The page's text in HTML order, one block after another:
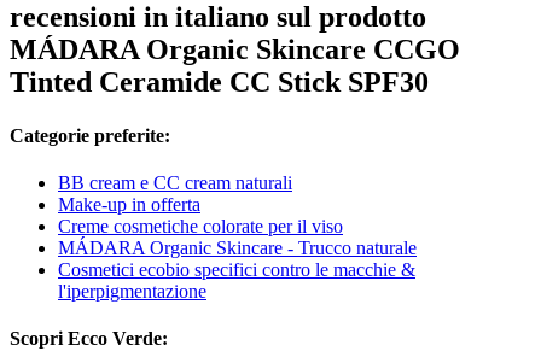
recensioni in italiano sul prodotto
MÁDARA Organic Skincare CCGO
Tinted Ceramide CC Stick SPF30
Categorie preferite:
BB cream e CC cream naturali
Make-up in offerta
Creme cosmetiche colorate per il viso
MÁDARA Organic Skincare - Trucco naturale
Cosmetici ecobio specifici contro le macchie &
l'iperpigmentazione
Scopri Ecco Verde: